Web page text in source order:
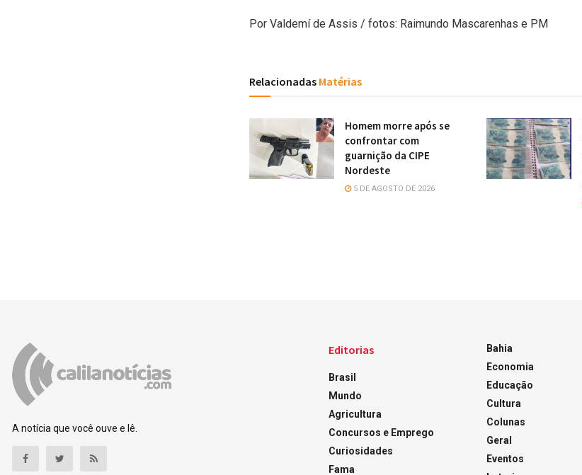
Por Valdemí de Assis / fotos: Raimundo Mascarenhas e PM
Relacionadas Matérias
Homem morre após se
confrontar com
guarnição da CIPE
Nordeste
5 DE AGOSTO DE 2026
A notícia que você ouve e lê.
Editorias
Brasil
Mundo
Agricultura
Concursos e Emprego
Curiosidades
Fama
Bahia
Economia
Educação
Cultura
Colunas
Geral
Eventos